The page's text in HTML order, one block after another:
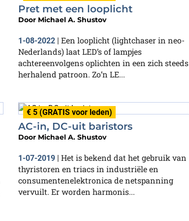
Pret met een looplicht
Door Michael A. Shustov
1-08-2022 | Een looplicht (lightchaser in neo-
Nederlands) laat LED’s of lampjes
achtereenvolgens oplichten in een zich steeds
herhalend patroon. Zo’n LE...
€ 5 (GRATIS voor leden)
AC-in, DC-uit baristors
Door Michael A. Shustov
1-07-2019 | Het is bekend dat het gebruik van
thyristoren en triacs in industriële en
consumentenelektronica de netspanning
vervuilt. Er worden harmonis...